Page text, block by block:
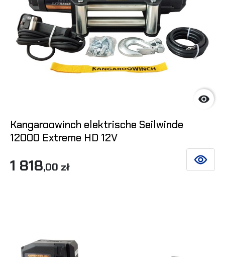

Kangaroowinch elektrische Seilwinde
12000 Extreme HD 12V
1 818,00 zł SIEHE